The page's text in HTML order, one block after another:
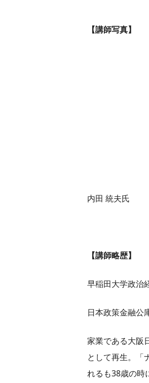
【講師写真】
内田 統夫氏
【講師略歴】
早稲田大学政治
日本政策金融公
家業である大阪
として再生。「
れるも38歳の時